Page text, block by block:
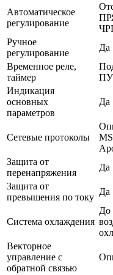
Автоматическое
регулирование
Ручное
регулирование
Да
Временное реле,
таймер
Индикация
основных
параметров
Да
Сетевые протоколы
Защита от
перенапряжения
Да
Защита от
превышения по току
Да
Система охлаждения
До
Векторное
управление с
обратной связью